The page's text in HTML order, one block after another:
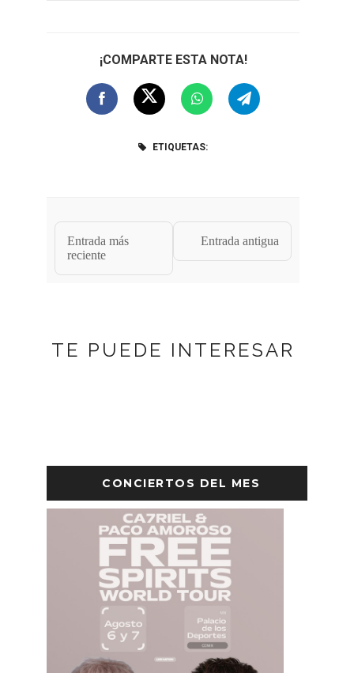
¡COMPARTE ESTA NOTA!
ETIQUETAS:
Entrada más
reciente
Entrada antigua
TE PUEDE INTERESAR
CONCIERTOS DEL MES